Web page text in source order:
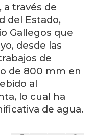
a través de
del Estado,
Gallegos que
desde las
de
de 800 mm en
al
lo cual ha
de agua.